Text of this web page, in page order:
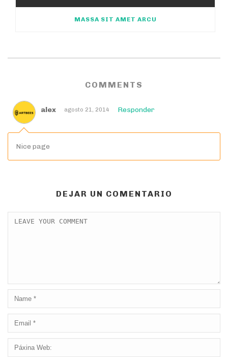
MASSA SIT AMET ARCU
COMMENTS
alex agosto 21, 2014 Responder
Nice page
DEJAR UN COMENTARIO